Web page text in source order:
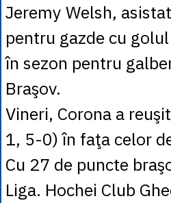
Jeremy Welsh,
pentru gazde cu
în sezon pentru
Braşov.
Vineri, Corona a
1, 5-0) în faţa celor
Cu 27 de puncte
Liga. Hochei Club